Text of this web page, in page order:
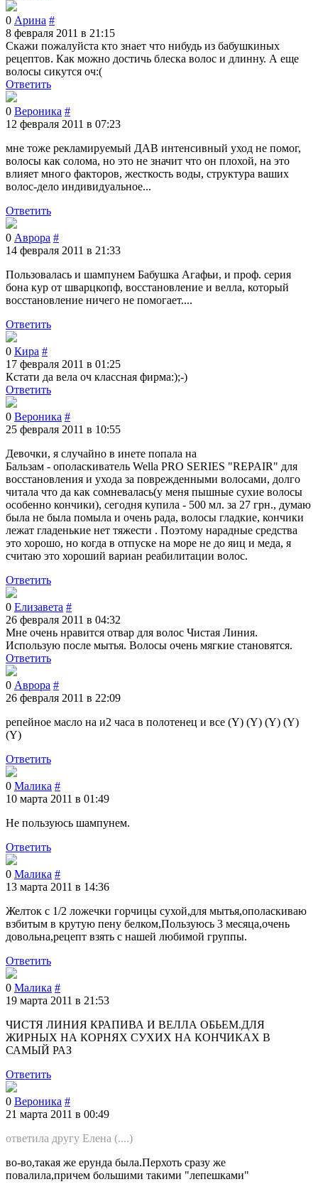
0 Арина #
8 февраля 2011 в 21:15
Скажи пожалуйста кто знает что нибудь из бабушкиных
рецептов. Как можно достичь блеска волос и длинну. А еще
волосы сикутся оч:(
Ответить
0 Вероника #
12 февраля 2011 в 07:23
мне тоже рекламируемый ДАВ интенсивный уход не помог,
волосы как солома, но это не значит что он плохой, на это
влияет много факторов, жесткость воды, структура ваших
волос-дело индивидуальное...
Ответить
0 Аврора #
14 февраля 2011 в 21:33
Пользовалась и шампунем Бабушка Агафьи, и проф. серия
бона кур от шварцкопф, восстановление и велла, который
восстановление ничего не помогает....
Ответить
0 Кира #
17 февраля 2011 в 01:25
Кстати да вела оч классная фирма:);-)
Ответить
0 Вероника #
25 февраля 2011 в 10:55
Девочки, я случайно в инете попала на
Бальзам - ополаскиватель Wella PRO SERIES "REPAIR" для
восстановления и ухода за поврежденными волосами, долго
читала что да как сомневалась(у меня пышные сухие волосы
особенно кончики), сегодня купила - 500 мл. за 27 грн., думаю
была не была помыла и очень рада, волосы гладкие, кончики
лежат гладенькие нет тяжести . Поэтому нарадные средства
это хорошо, но когда в отпуске на море не до яиц и меда, я
считаю это хороший вариан реабилитации волос.
Ответить
0 Елизавета #
26 февраля 2011 в 04:32
Мне очень нравится отвар для волос Чистая Линия.
Использую после мытья. Волосы очень мягкие становятся.
Ответить
0 Аврора #
26 февраля 2011 в 22:09
репейное масло на и2 часа в полотенец и все (Y) (Y) (Y) (Y)
(Y)
Ответить
0 Малика #
10 марта 2011 в 01:49
Не пользуюсь шампунем.
Ответить
0 Малика #
13 марта 2011 в 14:36
Желток с 1/2 ложечки горчицы сухой,для мытья,ополаскиваю
взбитым в крутую пену белком,Пользуюсь 3 месяца,очень
довольна,рецепт взять с нашей любимой группы.
Ответить
0 Малика #
19 марта 2011 в 21:53
ЧИСТЯ ЛИНИЯ КРАПИВА И ВЕЛЛА ОБЬЕМ.ДЛЯ
ЖИРНЫХ НА КОРНЯХ СУХИХ НА КОНЧИКАХ В
САМЫЙ РАЗ
Ответить
0 Вероника #
21 марта 2011 в 00:49
ответила другу Елена (....)
во-во,такая же ерунда была.Перхоть сразу же
повалила,причем большими такими "лепешками"